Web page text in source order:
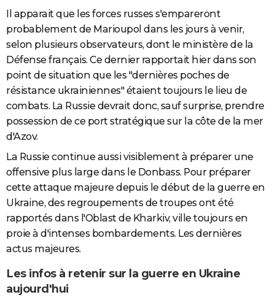
Il apparait que les forces russes s'empareront
probablement de Marioupol dans les jours à venir,
selon plusieurs observateurs, dont le ministère de la
Défense français. Ce dernier rapportait hier dans son
point de situation que les "dernières poches de
résistance ukrainiennes" étaient toujours le lieu de
combats. La Russie devrait donc, sauf surprise, prendre
possession de ce port stratégique sur la côte de la mer
d'Azov.
La Russie continue aussi visiblement à préparer une
offensive plus large dans le Donbass. Pour préparer
cette attaque majeure depuis le début de la guerre en
Ukraine, des regroupements de troupes ont été
rapportés dans l'Oblast de Kharkiv, ville toujours en
proie à d'intenses bombardements. Les dernières
actus majeures.
Les infos à retenir sur la guerre en Ukraine
aujourd'hui